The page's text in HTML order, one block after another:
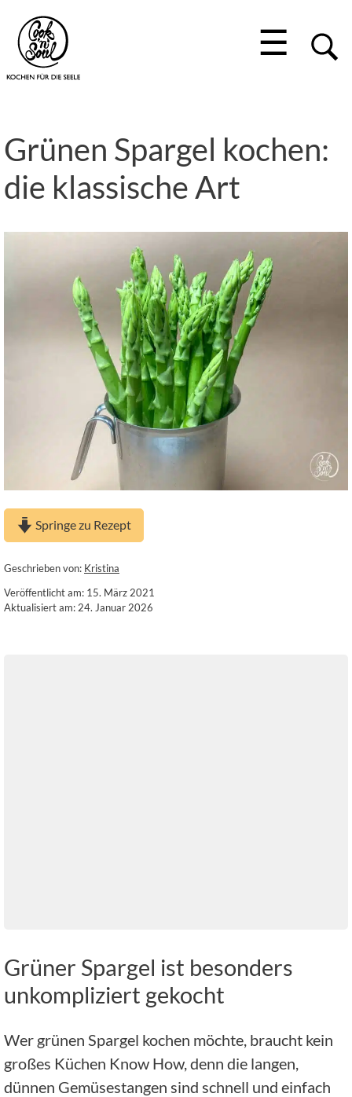
☰
Grünen Spargel kochen:
die klassische Art
Springe zu Rezept
Geschrieben von: Kristina
Veröffentlicht am: 15. März 2021
Aktualisiert am: 24. Januar 2026
Grüner Spargel ist besonders
unkompliziert gekocht
Wer grünen Spargel kochen möchte, braucht kein
großes Küchen Know How, denn die langen,
dünnen Gemüsestangen sind schnell und einfach